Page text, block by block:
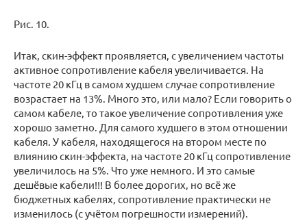
Рис. 10.
Итак, скин-эффект проявляется, с увеличением частоты
активное сопротивление кабеля увеличивается. На
частоте 20 кГц в самом худшем случае сопротивление
возрастает на 13%. Много это, или мало? Если говорить о
самом кабеле, то такое увеличение сопротивления уже
хорошо заметно. Для самого худшего в этом отношении
кабеля. У кабеля, находящегося на втором месте по
влиянию скин-эффекта, на частоте 20 кГц сопротивление
увеличилось на 5%. Что уже немного. И это самые
дешёвые кабели!!! В более дорогих, но всё же
бюджетных кабелях, сопротивление практически не
изменилось (с учётом погрешности измерений).